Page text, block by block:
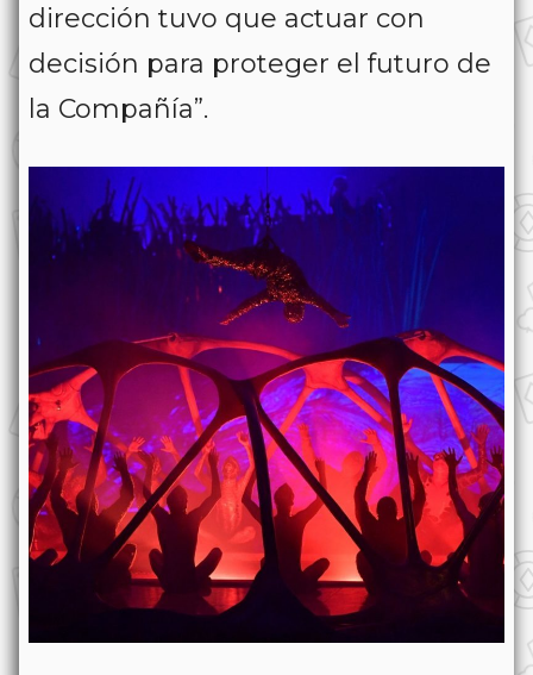
dirección tuvo que actuar con
decisión para proteger el futuro de
la Compañía”.